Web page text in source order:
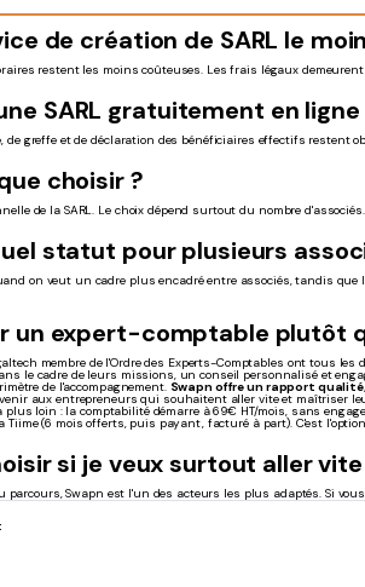
de création de SARL le
restent les moins coûteuses. Les frais légaux
SARL gratuitement en ligne
de greffe et de déclaration des bénéficiaires effectifs
que choisir ?
de la SARL. Le choix dépend surtout du nombre
statut pour plusieurs
on veut un cadre plus encadré entre associés, tandis
un expert-comptable plutôt
membre de l'Ordre des Experts-Comptables ont tous
le cadre de leurs missions, un conseil personnalisé et
de l'accompagnement. Swapn offre un rapport
aux entrepreneurs qui souhaitent aller vite et maîtriser
plus loin : la comptabilité démarre à 69€ HT/mois, sans
Tiime (6 mois offerts, puis payant, facturé à part). C'est
si je veux surtout aller vite
parcours, Swapn est l'un des acteurs les plus adaptés. Si